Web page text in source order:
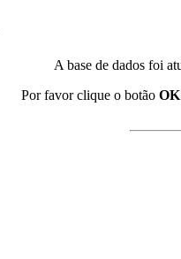
A base de dados foi
Por favor clique o botão OK